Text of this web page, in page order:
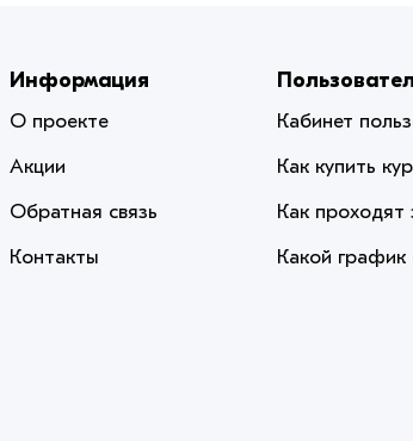
Информация
О проекте
Акции
Обратная связь
Контакты
Кабинет
Как купить
Как проходят
Какой график